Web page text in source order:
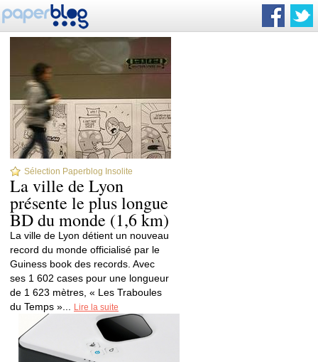
Sélection Paperblog Insolite
La ville de Lyon
présente le plus longue
BD du monde (1,6 km)
La ville de Lyon détient un nouveau
record du monde officialisé par le
Guiness book des records. Avec
ses 1 602 cases pour une longueur
de 1 623 mètres, « Les Traboules
du Temps »...
Lire la suite